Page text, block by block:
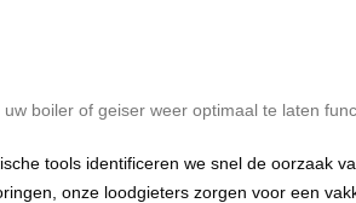
boiler of geiser weer optimaal te laten
tools identificeren we snel de oorzaak
onze loodgieters zorgen voor een